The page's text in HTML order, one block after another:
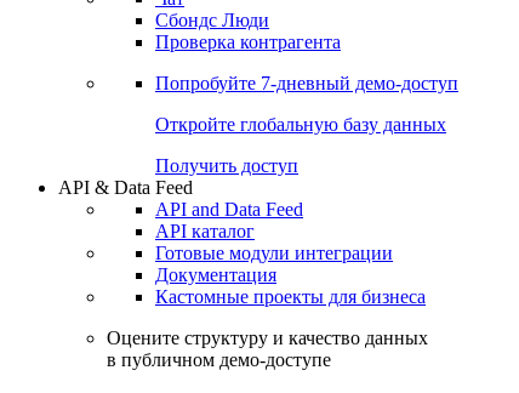
Облигационный калькулятор
Сохраненные запросы
Виджеты акций и облигаций
Чат
Сбондс Люди
Проверка контрагента
Попробуйте7-дневный
Откройте глобальную базу данных
Получить доступ
API & Data Feed
API and Data Feed
API каталог
Документация
Кастомные проекты для бизнеса